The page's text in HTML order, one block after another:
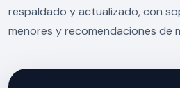
respaldado y actualizado, con
menores y recomendaciones de